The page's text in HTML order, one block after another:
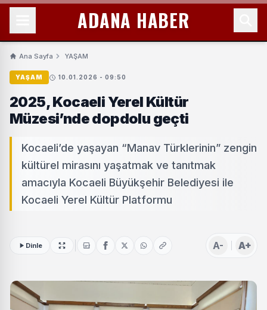
ADANA HABER
Ana Sayfa YAŞAM
YAŞAM 10.01.2026 - 09:50
2025, Kocaeli Yerel Kültür
Müzesi’nde dopdolu geçti
Kocaeli’de yaşayan “Manav Türklerinin” zengin
kültürel mirasını yaşatmak ve tanıtmak
amacıyla Kocaeli Büyükşehir Belediyesi ile
Kocaeli Yerel Kültür Platformu
Dinle A- A+